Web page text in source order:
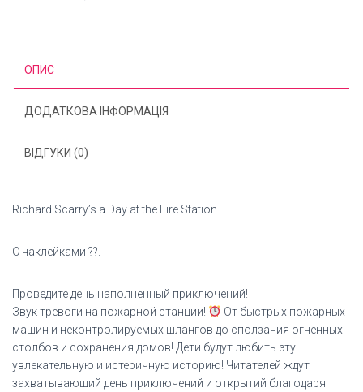
ОПИС
ДОДАТКОВА ІНФОРМАЦІЯ
ВІДГУКИ (0)
Richard Scarry’s a Day at the Fire Station
С наклейками ??.
Проведите день наполненный приключений!
Звук тревоги на пожарной станции!
От быстрых пожарных
машин и неконтролируемых шлангов до сползания огненных
столбов и сохранения домов! Дети будут любить эту
увлекательную и истеричную историю! Читателей ждут
захватывающий день приключений и открытий благодаря